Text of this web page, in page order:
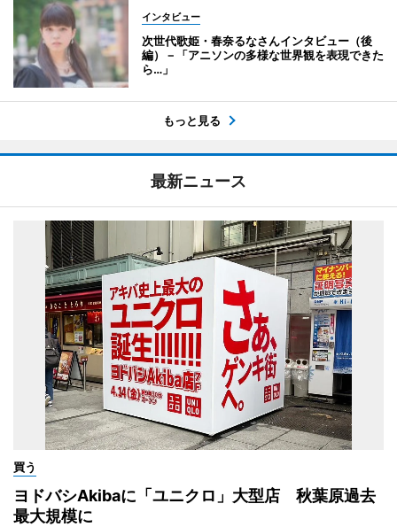
インタビュー
次世代歌姫・春奈るなさんインタビュー（後
編）－「アニソンの多様な世界観を表現できた
ら…」
もっと見る
最新ニュース
買う
ヨドバシAkibaに「ユニクロ」大型店 秋葉原過去
最大規模に